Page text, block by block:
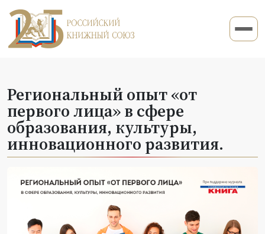
Региональный опыт «от
первого лица» в сфере
образования, культуры,
инновационного развития.